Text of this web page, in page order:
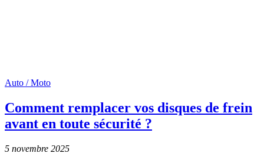
Auto / Moto
Comment remplacer vos disques de frein
avant en toute sécurité ?
5 novembre 2025